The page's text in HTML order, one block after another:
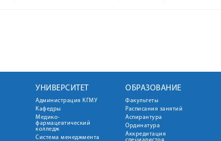
УНИВЕРСИТЕТ
Администрация КГМУ
Кафедры
Медико-
фармацевтический
колледж
Система менеджмента
ОБРАЗОВАНИЕ
Факультеты
Расписания занятий
Аспирантура
Ординатура
Аккредитация